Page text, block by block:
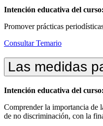
Intención educativa del curso:
Promover prácticas
Consultar Temario
Las medidas
Intención educativa del curso:
Comprender la importancia de
de no discriminación, con la